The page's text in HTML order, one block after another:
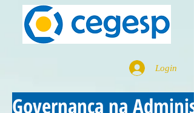
Login
Governança na